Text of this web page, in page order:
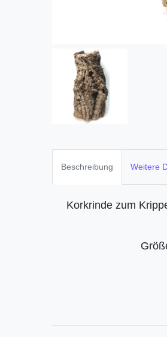
Beschreibung Weitere
Korkrinde zum